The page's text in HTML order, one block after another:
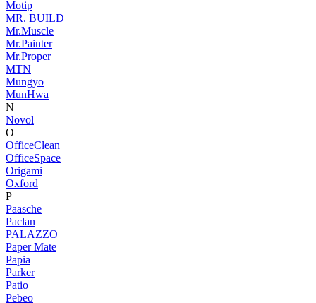
Motip
MR. BUILD
Mr.Muscle
Mr.Painter
Mr.Proper
MTN
Mungyo
MunHwa
N
Novol
O
OfficeClean
OfficeSpace
Origami
Oxford
P
Paasche
Paclan
PALAZZO
Paper Mate
Papia
Parker
Patio
Pebeo